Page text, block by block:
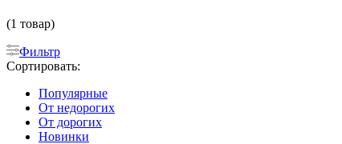
(1 товар)
Фильтр
Сортировать:
Популярные
От недорогих
От дорогих
Новинки